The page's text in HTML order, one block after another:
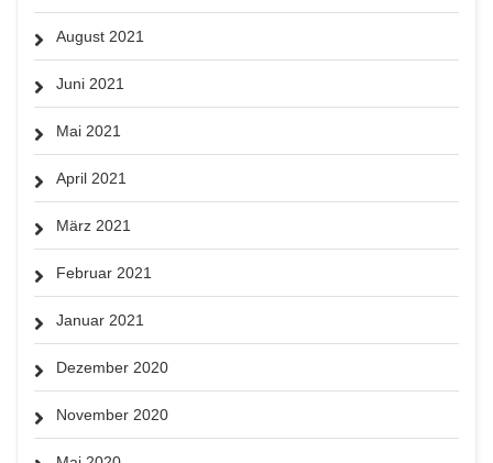
August 2021
Juni 2021
Mai 2021
April 2021
März 2021
Februar 2021
Januar 2021
Dezember 2020
November 2020